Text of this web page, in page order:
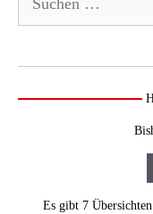
nach:
Es gibt 7